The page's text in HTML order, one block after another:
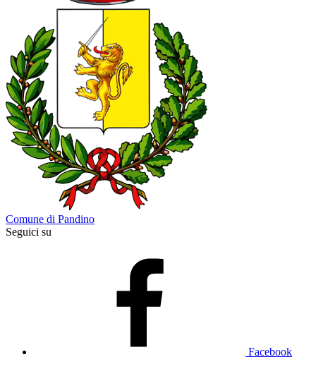
Comune di Pandino
Seguici su
Facebook